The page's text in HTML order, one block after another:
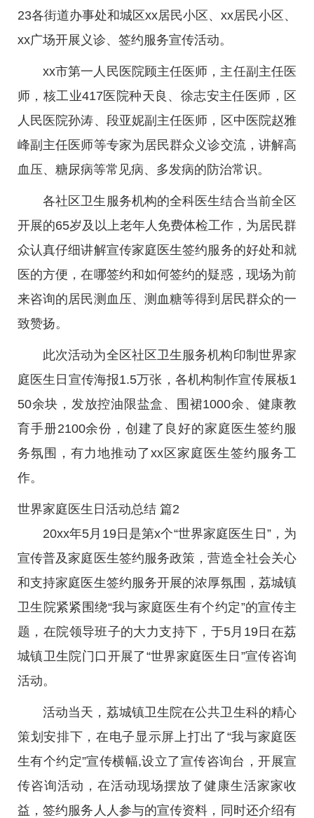
23各街道办事处和城区xx居民小区、xx居民小区、
xx广场开展义诊、签约服务宣传活动。
xx市第一人民医院顾主任医师，主任副主任医
师，核工业417医院种天良、徐志安主任医师，区
人民医院孙涛、段亚妮副主任医师，区中医院赵雅
峰副主任医师等专家为居民群众义诊交流，讲解高
血压、糖尿病等常见病、多发病的防治常识。
各社区卫生服务机构的全科医生结合当前全区
开展的65岁及以上老年人免费体检工作，为居民群
众认真仔细讲解宣传家庭医生签约服务的好处和就
医的方便，在哪签约和如何签约的疑惑，现场为前
来咨询的居民测血压、测血糖等得到居民群众的一
致赞扬。
此次活动为全区社区卫生服务机构印制世界家
庭医生日宣传海报1.5万张，各机构制作宣传展板1
50余块，发放控油限盐盒、围裙1000余、健康教
育手册2100余份，创建了良好的家庭医生签约服
务氛围，有力地推动了xx区家庭医生签约服务工
作。
世界家庭医生日活动总结 篇2
20xx年5月19日是第x个“世界家庭医生日”，为
宣传普及家庭医生签约服务政策，营造全社会关心
和支持家庭医生签约服务开展的浓厚氛围，荔城镇
卫生院紧紧围绕“我与家庭医生有个约定”的宣传主
题，在院领导班子的大力支持下，于5月19日在荔
城镇卫生院门口开展了“世界家庭医生日”宣传咨询
活动。
活动当天，荔城镇卫生院在公共卫生科的精心
策划安排下，在电子显示屏上打出了“我与家庭医
生有个约定”宣传横幅,设立了宣传咨询台，开展宣
传咨询活动，在活动现场摆放了健康生活家家收
益，签约服务人人参与的宣传资料，同时还介绍有